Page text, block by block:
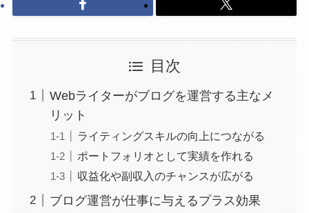
目次
Webライターがブログを運営する主なメ
リット
ライティングスキルの向上につながる
ポートフォリオとして実績を作れる
収益化や副収入のチャンスが広がる
ブログ運営が仕事に与えるプラス効果